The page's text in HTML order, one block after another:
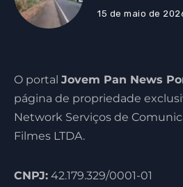
15 de maio de
O portal Jovem Pan News
página de propriedade
Network Serviços de
Filmes LTDA.
CNPJ: 42.179.329/0001-01